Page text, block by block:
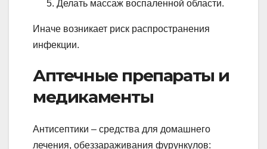
Делать массаж воспаленной области.
Иначе возникает риск распространения
инфекции.
Аптечные препараты и
медикаменты
Антисептики – средства для домашнего
лечения, обеззараживания фурункулов: